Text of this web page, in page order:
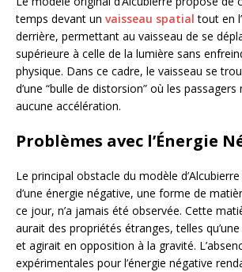
temps devant un vaisseau spatial tout en
derrière, permettant au vaisseau de se
supérieure à celle de la lumière sans
physique. Dans ce cadre, le vaisseau se
d’une “bulle de distorsion” où les
aucune accélération.
Problèmes avec l’Énergie
Le principal obstacle du modèle
d’une énergie négative, une forme de
ce jour, n’a jamais été observée. Cette
aurait des propriétés étranges, telles
et agirait en opposition à la gravité.
expérimentales pour l’énergie négative